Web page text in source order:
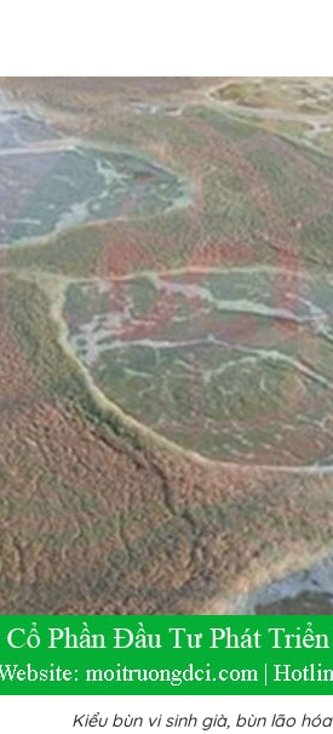
Kiểu bùn vi sinh già, bùn lão hóa